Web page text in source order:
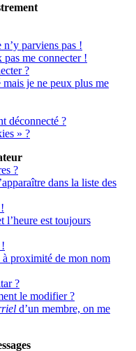
n’y parviens pas !
pas me connecter !
?
mais je ne peux plus me
déconnecté ?
» ?
?
dans la liste des
l’heure est toujours
proximité de mon nom
?
le modifier ?
d’un membre, on me